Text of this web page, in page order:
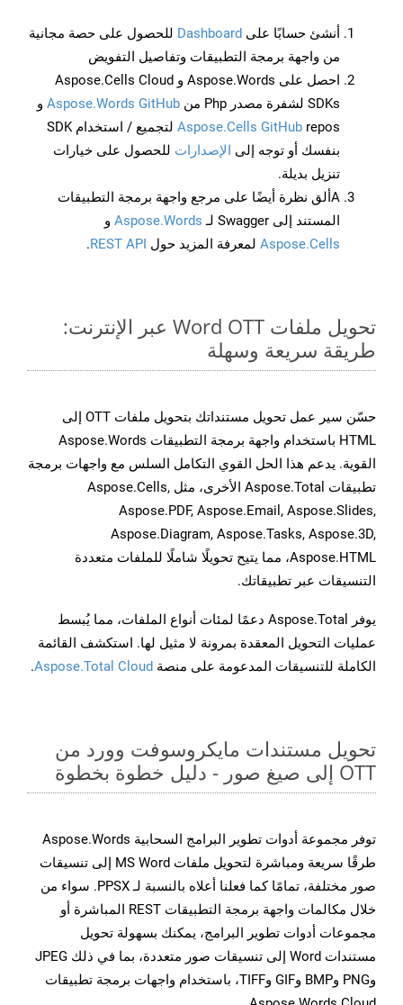
أنشئ حسابًا على Dashboard للحصول على حصة مجانية
من واجهة برمجة التطبيقات وتفاصيل التفويض
احصل على Aspose.Words و Aspose.Cells Cloud
SDKs لشفرة مصدر Php من
Aspose.Words GitHub و
Aspose.Cells GitHub
repos لتجميع / استخدام SDK
بنفسك أو توجه إلى الإصدارات للحصول على خيارات
تنزيل بديلة.
Aألق نظرة أيضًا على مرجع واجهة برمجة التطبيقات
المستند إلى Swagger لـ
Aspose.Words و
Aspose.Cells لمعرفة المزيد حول REST API
.
تحويل ملفات Word OTT عبر الإنترنت:
طريقة سريعة وسهلة
حسّن سير عمل تحويل مستنداتك بتحويل ملفات OTT إلى
HTML باستخدام واجهة برمجة التطبيقات Aspose.Words
القوية. يدعم هذا الحل القوي التكامل السلس مع واجهات برمجة
تطبيقات Aspose.Total الأخرى، مثل Aspose.Cells,
Aspose.PDF, Aspose.Email, Aspose.Slides,
Aspose.Diagram, Aspose.Tasks, Aspose.3D,
Aspose.HTML، مما يتيح تحويلًا شاملًا للملفات متعددة
التنسيقات عبر تطبيقاتك.
يوفر Aspose.Total دعمًا لمئات أنواع الملفات، مما يُبسط
عمليات التحويل المعقدة بمرونة لا مثيل لها. استكشف القائمة
الكاملة للتنسيقات المدعومة على منصة Aspose.Total Cloud
.
تحويل مستندات مايكروسوفت وورد من
OTT إلى صيغ صور - دليل خطوة بخطوة
توفر مجموعة أدوات تطوير البرامج السحابية Aspose.Words
طرقًا سريعة ومباشرة لتحويل ملفات MS Word إلى تنسيقات
صور مختلفة، تمامًا كما فعلنا أعلاه بالنسبة لـ PPSX. سواء من
خلال مكالمات واجهة برمجة التطبيقات REST المباشرة أو
مجموعات أدوات تطوير البرامج، يمكنك بسهولة تحويل
مستندات Word إلى تنسيقات صور متعددة، بما في ذلك JPEG
وPNG وBMP وGIF وTIFF، باستخدام واجهات برمجة تطبيقات